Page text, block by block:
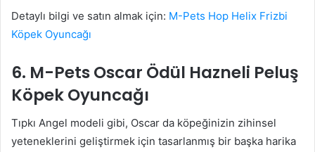
Detaylı bilgi ve satın almak için: M-Pets Hop Helix Frizbi
Köpek Oyuncağı
6. M-Pets Oscar Ödül Hazneli Peluş
Köpek Oyuncağı
Tıpkı Angel modeli gibi, Oscar da köpeğinizin zihinsel
yeteneklerini geliştirmek için tasarlanmış bir başka harika